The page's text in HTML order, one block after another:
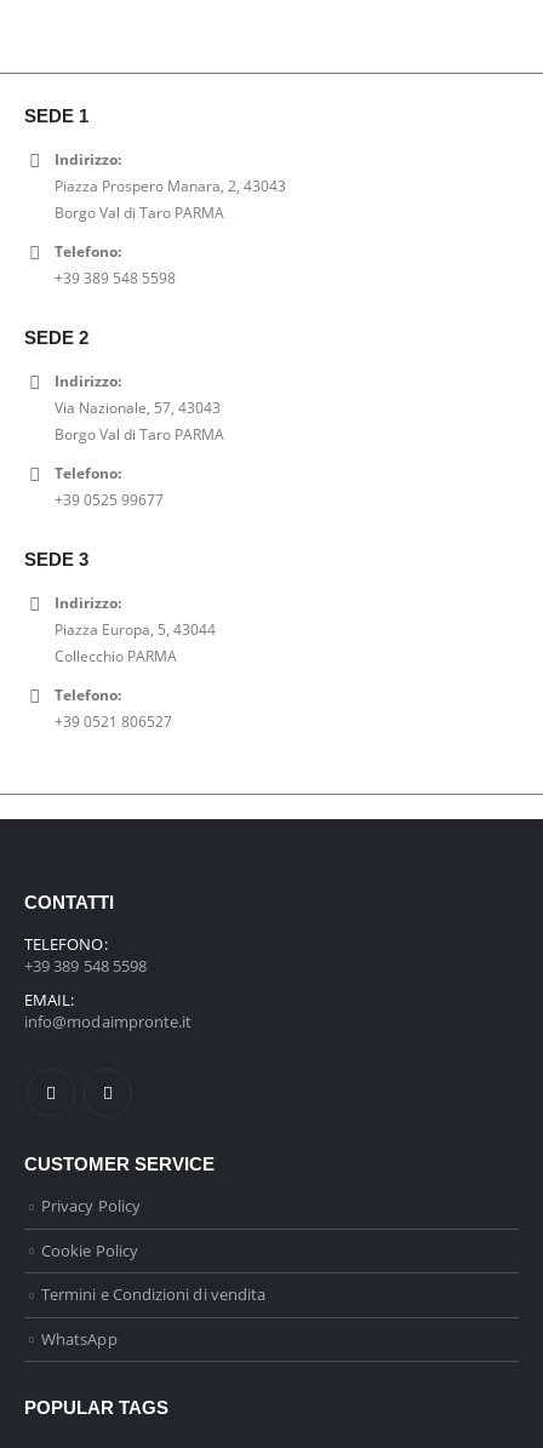
SEDE 1
Indirizzo:
Piazza Prospero Manara, 2, 43043
Borgo Val di Taro PARMA
Telefono:
+39 389 548 5598
SEDE 2
Indirizzo:
Via Nazionale, 57, 43043
Borgo Val di Taro PARMA
Telefono:
+39 0525 99677
SEDE 3
Indirizzo:
Piazza Europa, 5, 43044
Collecchio PARMA
Telefono:
+39 0521 806527
CONTATTI
TELEFONO:
+39 389 548 5598
EMAIL:
info@modaimpronte.it
CUSTOMER SERVICE
Privacy Policy
Cookie Policy
Termini e Condizioni di vendita
WhatsApp
POPULAR TAGS